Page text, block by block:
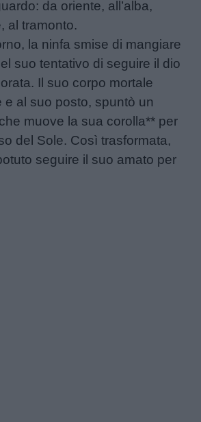
da oriente, all’alba,
al tramonto.
la ninfa smise di mangiare
suo tentativo di seguire il dio
Il suo corpo mortale
e al suo posto, spuntò un
muove la sua corolla** per
del Sole. Così trasformata,
seguire il suo amato per